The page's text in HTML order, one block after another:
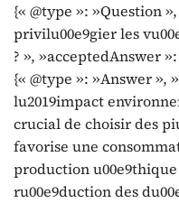
{« @type »: »Question
privilu00e9gier les
? », »acceptedAnswer »:
{« @type »: »Answer »,
lu2019impact
crucial de choisir des
favorise une
production
ru00e9duction des